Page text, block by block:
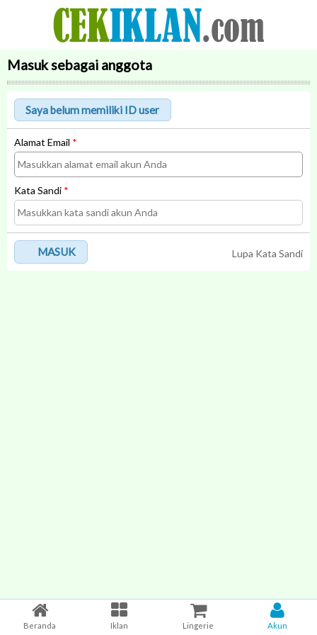
Masuk sebagai anggota
Alamat Email *
Kata Sandi *
Lupa Kata Sandi
MASUK
Beranda Iklan Lingerie Akun